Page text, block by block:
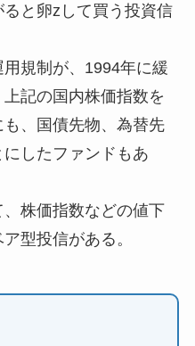
と卵zして買う投資信
規制が、1994年に緩
記の国内株価指数を
、国債先物、為替先
したファンドもあ
株価指数などの値下
型投信がある。